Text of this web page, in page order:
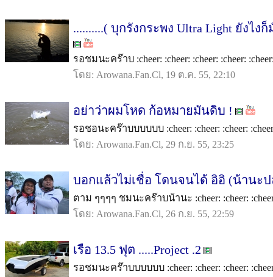
..........( บุกรังกระพง Ultra Light ยังไง
รอชมนะคร๊าบ :cheer: :cheer: :cheer: :cheer:
โดย: Arowana.Fan.Cl, 19 ต.ค. 55, 22:10
อย่าว่าผมโหด ก้อหมายมันดิบ !
รอชอนะคร๊าบบบบบบ :cheer: :cheer: :cheer:
โดย: Arowana.Fan.Cl, 29 ก.ย. 55, 23:25
บอกแล้วไม่เชื่อ โดนจนได้ อิอิ (น้านะป
ตาม ๆๆๆๆ ชมนะคร๊าบน้านะ :cheer: :cheer:
โดย: Arowana.Fan.Cl, 26 ก.ย. 55, 22:59
เรือ 13.5 ฟุต .....Project .2
รอชมนะคร๊าบบบบบบ :cheer: :cheer: :cheer: